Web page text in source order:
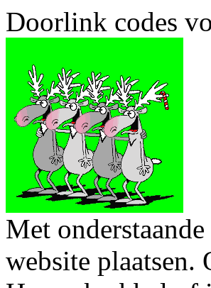
Doorlink codes
Met
website plaatsen.